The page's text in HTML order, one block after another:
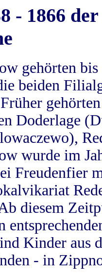
- 1866
gehörten
beiden
Doderlage
wurde im
Freudenfier
diesem
Kinder aus
- in